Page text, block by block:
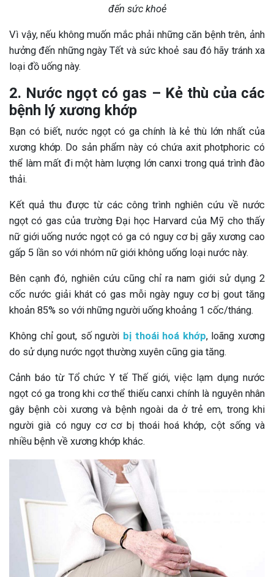
đến sức khoẻ
Vì vậy, nếu không muốn mắc phải những căn bệnh trên, ảnh
hưởng đến những ngày Tết và sức khoẻ sau đó hãy tránh xa
loại đồ uống này.
2. Nước ngọt có gas – Kẻ thù của các
bệnh lý xương khớp
Bạn có biết, nước ngọt có ga chính là kẻ thù lớn nhất của
xương khớp. Do sản phẩm này có chứa axit photphoric có
thể làm mất đi một hàm lượng lớn canxi trong quá trình đào
thải.
Kết quả thu được từ các công trình nghiên cứu về nước
ngọt có gas của trường Đại học Harvard của Mỹ cho thấy
nữ giới uống nước ngọt có ga có nguy cơ bị gãy xương cao
gấp 5 lần so với nhóm nữ giới không uống loại nước này.
Bên cạnh đó, nghiên cứu cũng chỉ ra nam giới sử dụng 2
cốc nước giải khát có gas mỗi ngày nguy cơ bị gout tăng
khoản 85% so với những người uống khoảng 1 cốc/tháng.
Không chỉ gout, số người bị thoái hoá khớp, loãng xương
do sử dụng nước ngọt thường xuyên cũng gia tăng.
Cảnh báo từ Tổ chức Y tế Thế giới, việc lạm dụng nước
ngọt có ga trong khi cơ thể thiếu canxi chính là nguyên nhân
gây bệnh còi xương và bệnh ngoài da ở trẻ em, trong khi
người già có nguy cơ cơ bị thoái hoá khớp, cột sống và
nhiều bệnh về xương khớp khác.